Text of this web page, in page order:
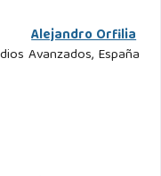
Alejandro Orfilia
Avanzados, España